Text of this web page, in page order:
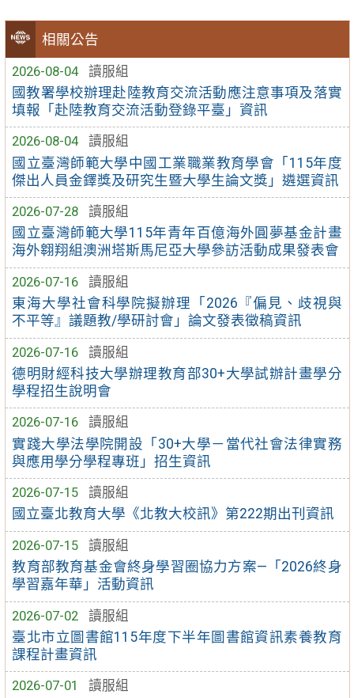
相關公告
2026-08-04
讀服組
國教署學校辦理赴陸教育交流活動應注意事項及落實
填報「赴陸教育交流活動登錄平臺」資訊
2026-08-04
讀服組
國立臺灣師範大學中國工業職業教育學會「115年度
傑出人員金鐸獎及研究生暨大學生論文獎」遴選資訊
2026-07-28
讀服組
國立臺灣師範大學115年青年百億海外圓夢基金計畫
海外翱翔組澳洲塔斯馬尼亞大學參訪活動成果發表會
2026-07-16
讀服組
東海大學社會科學院擬辦理「2026『偏見、歧視與
不平等』議題教/學研討會」論文發表徵稿資訊
2026-07-16
讀服組
德明財經科技大學辦理教育部30+大學試辦計畫學分
學程招生說明會
2026-07-16
讀服組
實踐大學法學院開設「30+大學－當代社會法律實務
與應用學分學程專班」招生資訊
2026-07-15
讀服組
國立臺北教育大學《北教大校訊》第222期出刊資訊
2026-07-15
讀服組
教育部教育基金會終身學習圈協力方案—「2026終身
學習嘉年華」活動資訊
2026-07-02
讀服組
臺北市立圖書館115年度下半年圖書館資訊素養教育
課程計畫資訊
2026-07-01
讀服組